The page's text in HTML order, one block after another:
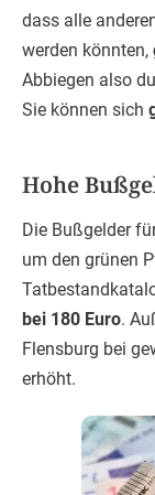
dass alle
werden könnten,
Abbiegen also
Sie können sich
Hohe
Die Bußgelder
um den grünen
bei 180 Euro.
Flensburg bei
erhöht.